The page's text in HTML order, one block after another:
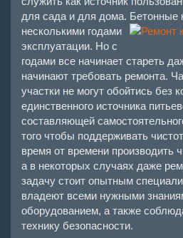
для сада и для дома. Бетонные
несколькими годами
эксплуатации. Но с
годами все начинает стареть
начинают требовать ремонта.
участки не могут обойтись без
единственного источника
составляющей
того чтобы поддерживать
время от времени производить
а в некоторых случаях даже
задачу стоит опытным
владеют всеми нужными
оборудованием, а также
технику безопасности.